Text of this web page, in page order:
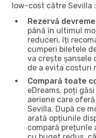
low-cost către Sevilla :
Rezervă
până în ultimul
reduceri, îți
cumperi biletele
va crește șansele
de a evita costuri
Compară toate
eDreams, poți
aeriene care
Sevilla. După ce
arată opțiunile
compară prețurile